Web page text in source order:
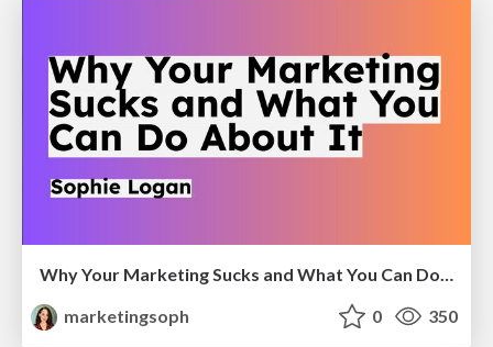
Why Your Marketing Sucks and What You Can Do About It - Sophie Logan
marketingsoph
0 350